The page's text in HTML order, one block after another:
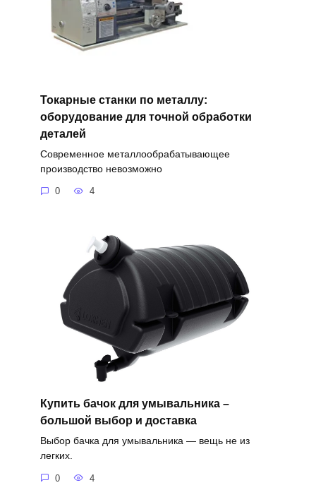
Токарные станки по металлу:
оборудование для точной обработки
деталей
Современное металлообрабатывающее
производство невозможно
0 4
Купить бачок для умывальника –
большой выбор и доставка
Выбор бачка для умывальника — вещь не из
легких.
0 4